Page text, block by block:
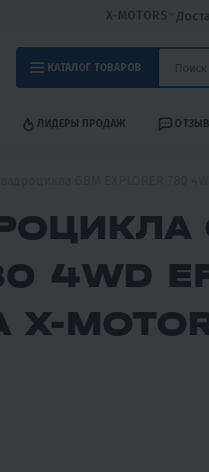
X-MOTORS
КАТАЛОГ ТОВАРОВ
ЛИДЕРЫ ПРОДАЖ
4WD